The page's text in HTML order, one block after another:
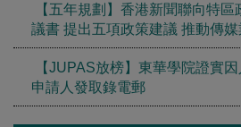
【五年規劃】香港新聞聯向特
議書 提出五項政策建議 推動傳
【JUPAS放榜】東華學院證實
申請人發取錄電郵